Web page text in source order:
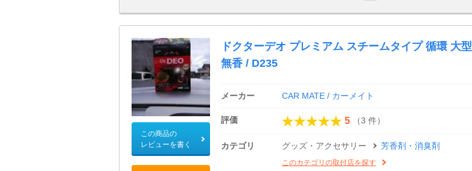
この商品の
レビューを書く
ドクターデオ プレミアム スチームタイプ 循環 大型
無香 / D235
メーカー CAR MATE / カーメイト
評価 5 （3 件）
カテゴリ グッズ・アクセサリー 芳香剤・消臭剤
このカテゴリの取付店を探す